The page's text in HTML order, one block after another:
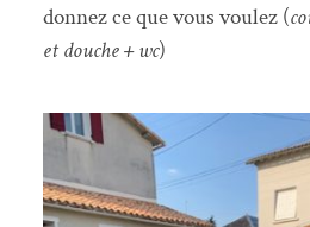
donnez ce que vous voulez (
et douche + wc)